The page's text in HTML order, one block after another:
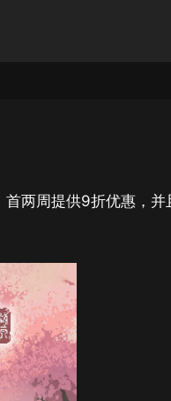
两周提供9折优惠，并